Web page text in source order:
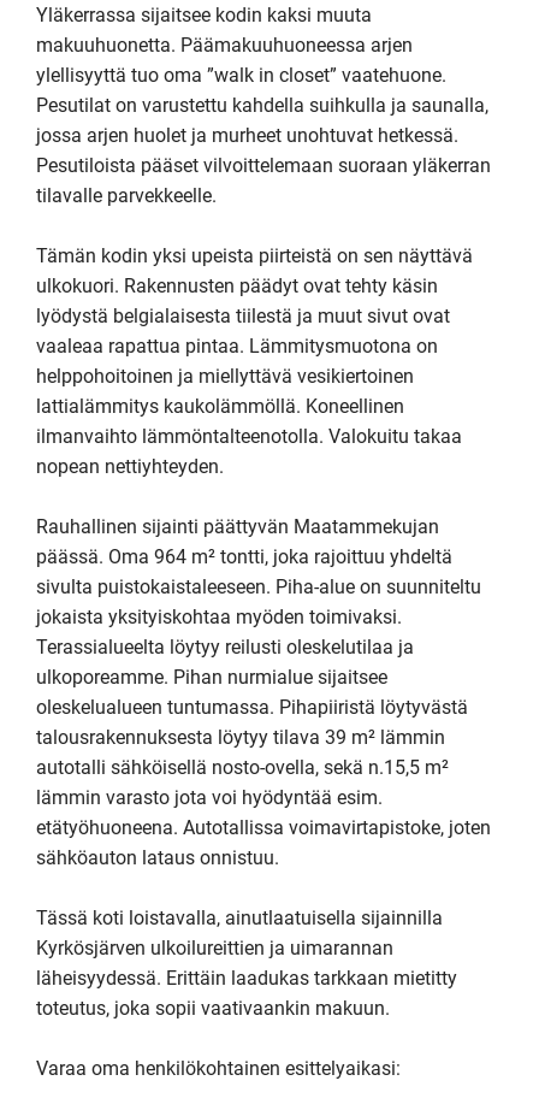
Yläkerrassa sijaitsee kodin kaksi muuta
makuuhuonetta. Päämakuuhuoneessa arjen
ylellisyyttä tuo oma ”walk in closet” vaatehuone.
Pesutilat on varustettu kahdella suihkulla ja saunalla,
jossa arjen huolet ja murheet unohtuvat hetkessä.
Pesutiloista pääset vilvoittelemaan suoraan yläkerran
tilavalle parvekkeelle.
Tämän kodin yksi upeista piirteistä on sen näyttävä
ulkokuori. Rakennusten päädyt ovat tehty käsin
lyödystä belgialaisesta tiilestä ja muut sivut ovat
vaaleaa rapattua pintaa. Lämmitysmuotona on
helppohoitoinen ja miellyttävä vesikiertoinen
lattialämmitys kaukolämmöllä. Koneellinen
ilmanvaihto lämmöntalteenotolla. Valokuitu takaa
nopean nettiyhteyden.
Rauhallinen sijainti päättyvän Maatammekujan
päässä. Oma 964 m² tontti, joka rajoittuu yhdeltä
sivulta puistokaistaleeseen. Piha-alue on suunniteltu
jokaista yksityiskohtaa myöden toimivaksi.
Terassialueelta löytyy reilusti oleskelutilaa ja
ulkoporeamme. Pihan nurmialue sijaitsee
oleskelualueen tuntumassa. Pihapiiristä löytyvästä
talousrakennuksesta löytyy tilava 39 m² lämmin
autotalli sähköisellä nosto-ovella, sekä n.15,5 m²
lämmin varasto jota voi hyödyntää esim.
etätyöhuoneena. Autotallissa voimavirtapistoke, joten
sähköauton lataus onnistuu.
Tässä koti loistavalla, ainutlaatuisella sijainnilla
Kyrkösjärven ulkoilureittien ja uimarannan
läheisyydessä. Erittäin laadukas tarkkaan mietitty
toteutus, joka sopii vaativaankin makuun.
Varaa oma henkilökohtainen esittelyaikasi: